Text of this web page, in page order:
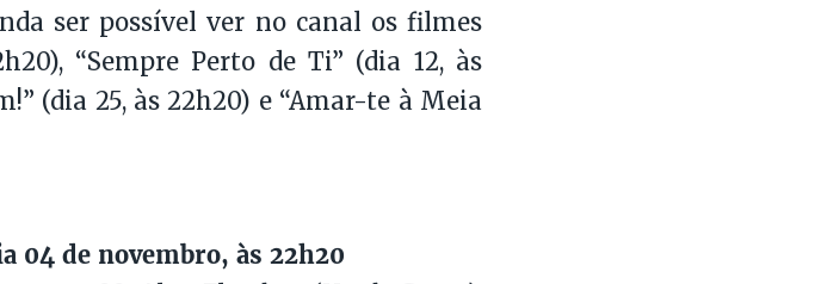
ser possível ver no canal os filmes
“Sempre Perto de Ti” (dia 12, às
(dia 25, às 22h20) e “Amar-te à Meia
04 de novembro, às 22h20